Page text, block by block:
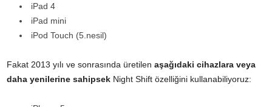
iPad 4
iPad mini
iPod Touch (5.nesil)
Fakat 2013 yılı ve sonrasında üretilen aşağıdaki cihazlara veya
daha yenilerine sahipsek Night Shift özelliğini kullanabiliyoruz: